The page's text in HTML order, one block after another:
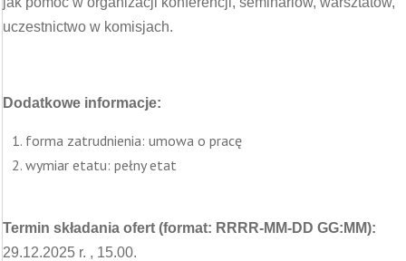
uczestnictwo w komisjach.
Dodatkowe informacje:
forma zatrudnienia: umowa o pracę
wymiar etatu: pełny etat
Termin składania ofert (format: RRRR-MM-DD GG:MM):
29.12.2025 r. , 15.00.